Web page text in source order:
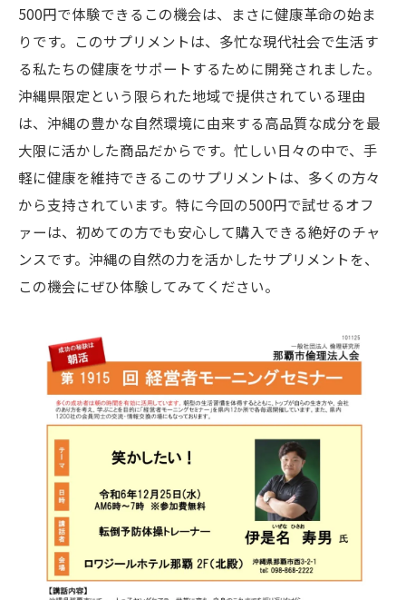
500円で体験できるこの機会は、まさに健康革命の始ま
りです。このサプリメントは、多忙な現代社会で生活す
る私たちの健康をサポートするために開発されました。
沖縄県限定という限られた地域で提供されている理由
は、沖縄の豊かな自然環境に由来する高品質な成分を最
大限に活かした商品だからです。忙しい日々の中で、手
軽に健康を維持できるこのサプリメントは、多くの方々
から支持されています。特に今回の500円で試せるオフ
ァーは、初めての方でも安心して購入できる絶好のチャ
ンスです。沖縄の自然の力を活かしたサプリメントを、
この機会にぜひ体験してみてください。